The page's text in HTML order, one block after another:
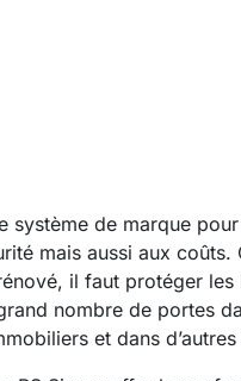
système de marque
mais aussi aux coûts.
il faut protéger
nombre de portes
et dans